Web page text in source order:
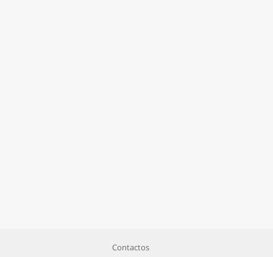
Contactos